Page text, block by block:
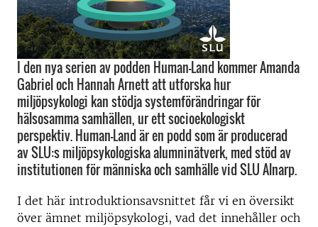
I den nya serien av podden Human-Land kommer Amanda
Gabriel och Hannah Arnett att utforska hur
miljöpsykologi kan stödja systemförändringar för
hälsosamma samhällen, ur ett socioekologiskt
perspektiv. Human-Land är en podd som är producerad
av SLU:s miljöpsykologiska alumninätverk, med stöd av
institutionen för människa och samhälle vid SLU Alnarp.
I det här introduktionsavsnittet får vi en översikt
över ämnet miljöpsykologi, vad det innehåller och